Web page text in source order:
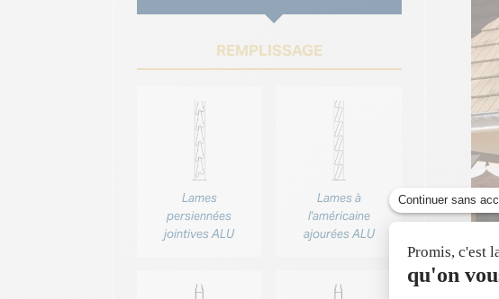
REMPLISSAGE
Lames
persiennées
jointives ALU
Lames à
l'américaine
ajourées ALU